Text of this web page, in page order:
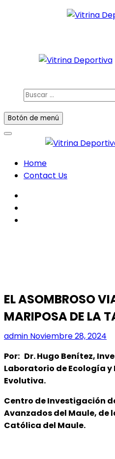
facebook
instagram
Buscar
Botón de menú
Home
Contact Us
EL ASOMBROSO
MARIPOSA DE LA
admin Noviembre 28, 2024
Por: Dr. Hugo Benítez,
Laboratorio de Ecología
Evolutiva.
Centro de Investigación
Avanzados del Maule, de
Católica del Maule.